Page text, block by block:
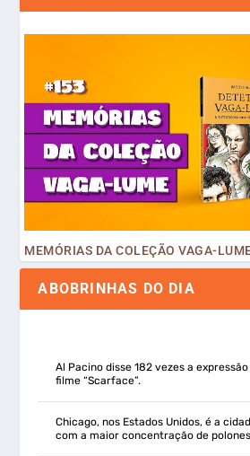
ABOBRINHAS DO DIA
Al Pacino disse 182 vezes a
filme “Scarface”.
Chicago, nos Estados Unidos, é a
com a maior concentração de